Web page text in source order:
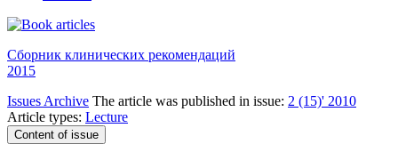
Сборник клинических рекомендаций
2015
Issues Archive The article was published in issue: 2 (15)' 2010
Article types: Lecture
Content of issue